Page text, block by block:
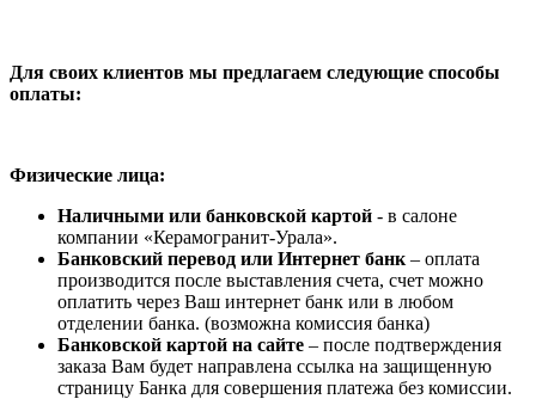
Для своих клиентов мы предлагаем следующие способы
оплаты:
Физические лица:
Наличными или банковской картой - в салоне
компании «Керамогранит-Урала».
Банковский перевод или Интернет банк – оплата
производится после выставления счета, счет можно
оплатить через Ваш интернет банк или в любом
отделении банка. (возможна комиссия банка)
Банковской картой на сайте – после подтверждения
заказа Вам будет направлена ссылка на защищенную
страницу Банка для совершения платежа без комиссии.